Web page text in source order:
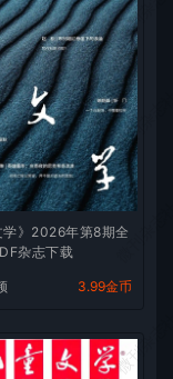
学》2026年第8期全
杂志下载
3.99金币
微刊杂
微刊杂
微刊杂